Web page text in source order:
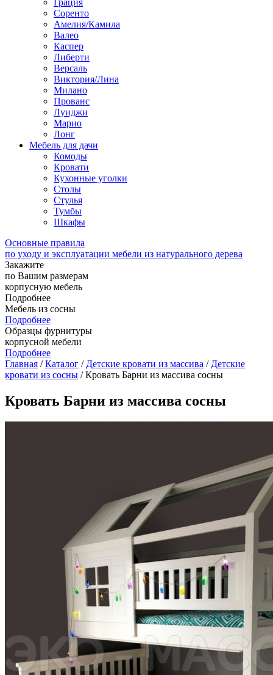
Грация
Соренто
Амелия/Камила
Валео
Каспер
Либерти
Версаль
Виктория/Лина
Милано
Прованс
Луиджи
Марио
Лонг
Мебель для дачи
Комоды
Кровати
Кухонные уголки
Столы
Стулья
Тумбы
Шкафы
Основные правила
по уходу и эксплуатации мебели из натурального дерева
Закажите
по Вашим размерам
корпусную мебель
Подробнее
Мебель из сосны
Подробнее
Образцы фурнитуры
корпусной мебели
Подробнее
Главная /Каталог / Детские кровати из массива / Детские
кровати из сосны / Кровать Барни из массива сосны
Кровать Барни из массива сосны